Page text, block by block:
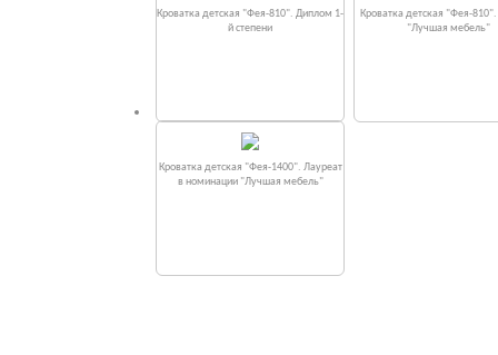
Кроватка детская "Фея-810". Диплом 1-
й степени
Кроватка детская "Фея-
"Лучшая мебель"
Кроватка детская "Фея-1400". Лауреат
в номинации "Лучшая мебель"